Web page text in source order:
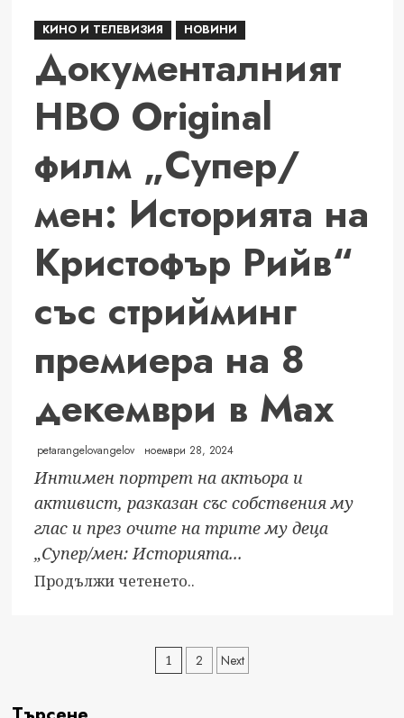
представя
в
края
на
година,
в
която
ожени
и
разведе
КИНО И ТЕЛЕВИЗИЯ НОВИНИ
Документалният
HBO Original
филм „Супер/
мен: Историята на
Кристофър Рийв“
със стрийминг
премиера на 8
декември в Max
petarangelovangelov ноември 28, 2024
Интимен портрет на актьора и
активист, разказан със собствения му
глас и през очите на трите му деца
„Супер/мен: Историята...
Продължи четенето..Read
Документалният
HBO
Разделяне
1 2 Next